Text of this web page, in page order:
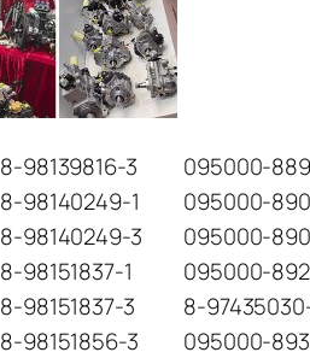
8-98139816-3
095000-
8-98140249-1
095000-
8-98140249-3
095000-
8-98151837-1
095000-
8-98151837-3
8-
8-98151856-3
095000-